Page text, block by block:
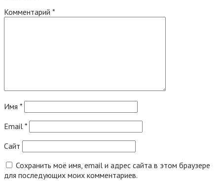
Комментарий *
Имя *
Email *
Сайт
Сохранить моё имя, email и адрес сайта в этом браузере
для последующих моих комментариев.